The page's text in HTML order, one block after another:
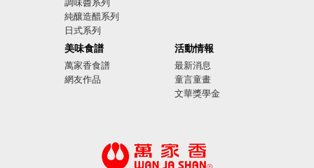
調味醬系列
純釀造醋系列
日式系列
美味食譜
萬家香食譜
網友作品
活動情報
最新消息
童言童畫
文華獎學金